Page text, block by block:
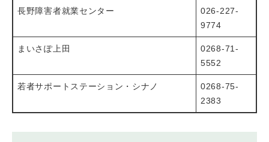
長野障害者就業センター
026-227-
9774
まいさぽ上田
0268-71-
5552
若者サポートステーション・シナノ
0268-75-
2383